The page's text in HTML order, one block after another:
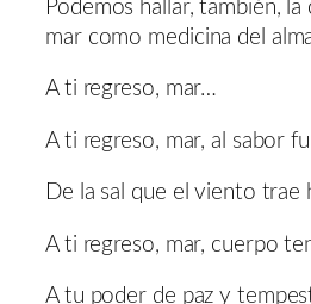
Podemos hallar, también, la
mar como medicina del
A ti regreso, mar…
A ti regreso, mar, al sabor
De la sal que el viento trae
A ti regreso, mar, cuerpo
A tu poder de paz y